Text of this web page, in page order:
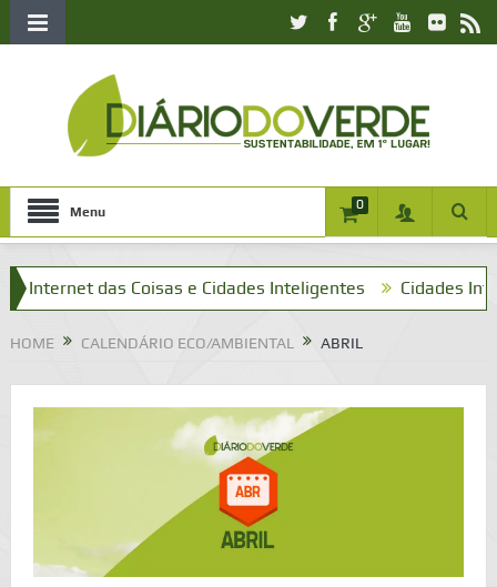
Menu 0
das Coisas e Cidades Inteligentes Cidades
HOME CALENDÁRIO ECO/AMBIENTAL ABRIL